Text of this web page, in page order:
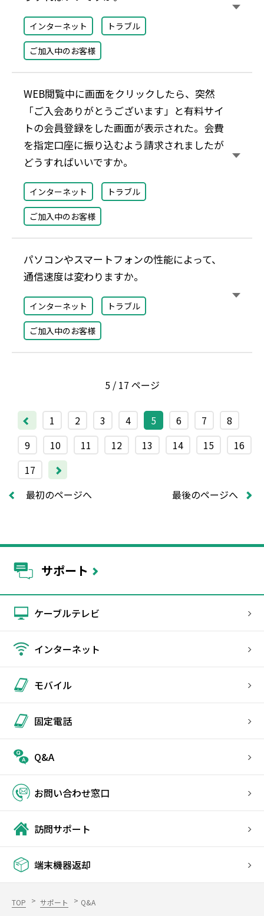
インターネット トラブル
ご加入中のお客様
WEB閲覧中に画面をクリックしたら、突然
「ご入会ありがとうございます」と有料サイ
トの会員登録をした画面が表示された。 会費
を指定口座に振り込むよう請求されましたが
どうすればいいですか。
インターネット トラブル
ご加入中のお客様
パソコンやスマートフォンの性能によって、
通信速度は変わりますか。
インターネット トラブル
ご加入中のお客様
5 / 17 ページ
最初のページへ
1 2 3 4 5 6 7
8
9
10 11 12 13 14 15
16
17
最後のページへ
サポート
ケーブルテレビ
インターネット
モバイル
固定電話
Q&A
お問い合わせ窓口
訪問サポート
端末機器返却
TOP サポート Q&A